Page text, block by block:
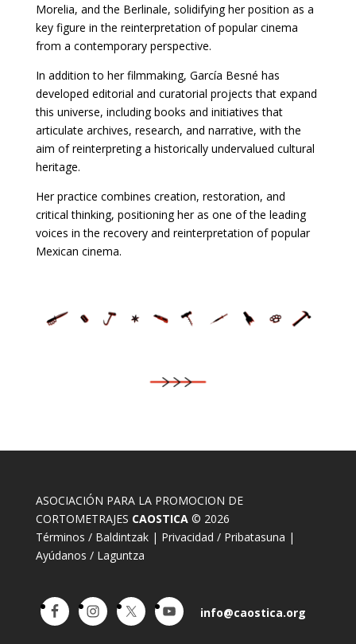
Morelia, and the Berlinale, solidifying her position as a
key figure in the reinterpretation of popular cinema
from a contemporary perspective.
In addition to her filmmaking, García Besné has
developed editorial and curatorial projects that expand
this universe, including books and initiatives that
articulate archives, research, and narrative, with the
aim of reinterpreting a historically undervalued cultural
heritage.
Her practice combines creation, restoration, and
critical thinking, positioning her as one of the leading
voices in the recovery and reinterpretation of popular
Mexican cinema.
ASOCIACIÓN PARA LA PROMOCION DE
CORTOMETRAJES CAOSTICA© 2026
Términos / Baldintzak| Privacidad / Pribatasuna |
Ayúdanos / Laguntza
info@caostica.org